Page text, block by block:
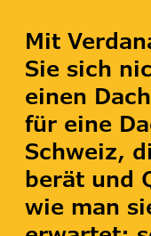
Mit
Sie sich
einen
für eine
Schweiz,
berät und
wie man